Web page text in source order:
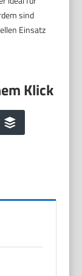
sind
Einsatz
Buffer